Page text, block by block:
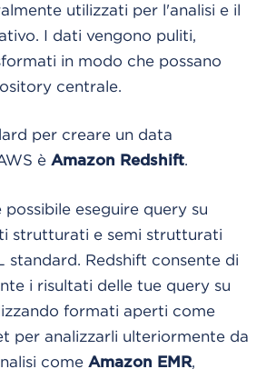
utilizzati per l'analisi e il
I dati vengono puliti,
in modo che possano
centrale.
per creare un data
è Amazon Redshift.
possibile eseguire query su
strutturati e semi strutturati
standard. Redshift consente di
i risultati delle tue query su
formati aperti come
per analizzarli ulteriormente da
come Amazon EMR,